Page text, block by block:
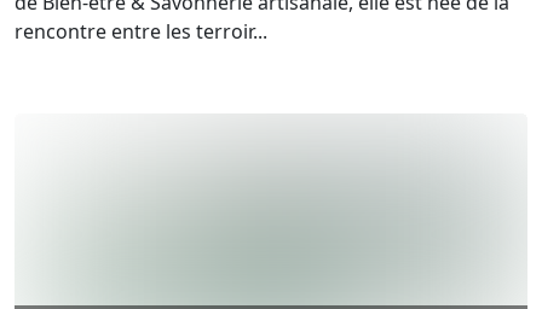
rencontre entre les terroir...